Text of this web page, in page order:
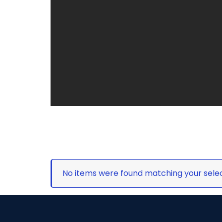
No items were found matching your